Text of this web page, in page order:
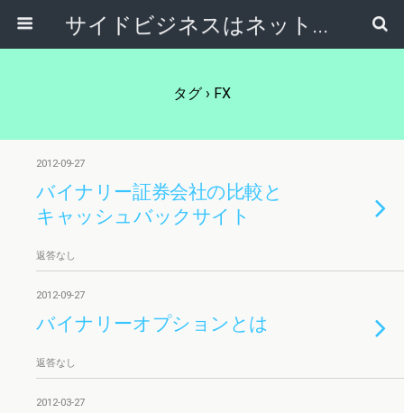
サイドビジネスはネットで稼ぐ～サラリーマンが副業から独立起業する方法～
タグ › FX
2012-09-27
バイナリー証券会社の比較と
キャッシュバックサイト
返答なし
2012-09-27
バイナリーオプションとは
返答なし
2012-03-27